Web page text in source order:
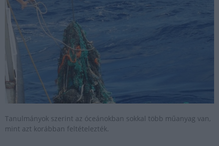
Tanulmányok szerint az óceánokban sokkal több műanyag van,
mint azt korábban feltételezték.